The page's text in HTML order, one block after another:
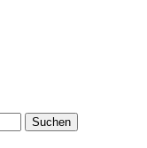
Suchen